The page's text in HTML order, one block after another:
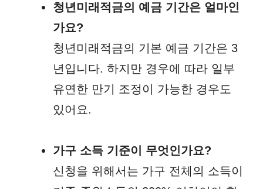
청년미래적금의 예금 기간은 얼마인
가요?
청년미래적금의 기본 예금 기간은 3
년입니다. 하지만 경우에 따라 일부
유연한 만기 조정이 가능한 경우도
있어요.
가구 소득 기준이 무엇인가요?
신청을 위해서는 가구 전체의 소득이